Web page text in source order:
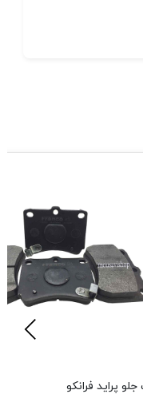
پراید فرانکو